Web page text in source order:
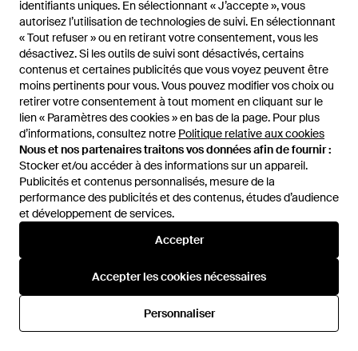
identifiants uniques. En sélectionnant « J’accepte », vous
autorisez l’utilisation de technologies de suivi. En sélectionnant
« Tout refuser » ou en retirant votre consentement, vous les
désactivez. Si les outils de suivi sont désactivés, certains
contenus et certaines publicités que vous voyez peuvent être
moins pertinents pour vous. Vous pouvez modifier vos choix ou
retirer votre consentement à tout moment en cliquant sur le
lien « Paramètres des cookies » en bas de la page. Pour plus
d’informations, consultez notre Politique relative aux cookies
Nous et nos partenaires traitons vos données afin de fournir :
Stocker et/ou accéder à des informations sur un appareil.
Publicités et contenus personnalisés, mesure de la
performance des publicités et des contenus, études d’audience
et développement de services.
Accepter
Accepter les cookies nécessaires
Personnaliser
identifiants uniques. En sélectionnant « J’accepte », vous
autorisez l’utilisation de technologies de suivi. En sélectionnant
« Tout refuser » ou en retirant votre consentement, vous les
désactivez. Si les outils de suivi sont désactivés, certains
contenus et certaines publicités que vous voyez peuvent être
moins pertinents pour vous. Vous pouvez modifier vos choix ou
retirer votre consentement à tout moment en cliquant sur le
lien « Paramètres des cookies » en bas de la page. Pour plus
d’informations, consultez notre Politique relative aux cookies
Nous et nos partenaires traitons vos données afin de fournir :
Stocker et/ou accéder à des informations sur un appareil.
Publicités et contenus personnalisés, mesure de la
performance des publicités et des contenus, études d’audience
et développement de services.
Accepter
Accepter les cookies nécessaires
Personnaliser
1 880 €
Nili Lotan
Medium En Daim - Marron
Canali
Polo En Coton Et Cachemire -